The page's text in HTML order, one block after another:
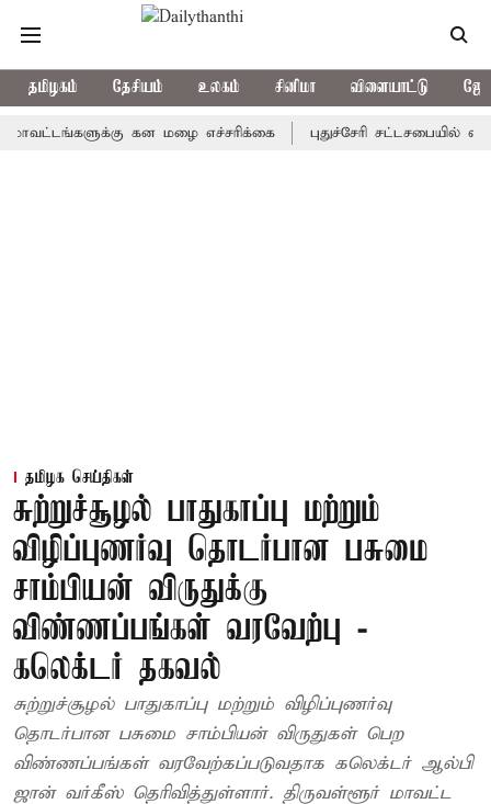
தமிழகம் தேசியம் உலகம் சினிமா விளையாட்டு
கன மழை எச்சரிக்கை புதுச்சேரி சட்டசபையில் வரும்
தமிழக செய்திகள்
சுற்றுச்சூழல் பாதுகாப்பு மற்றும்
விழிப்புணர்வு தொடர்பான பசுமை
சாம்பியன் விருதுக்கு
விண்ணப்பங்கள் வரவேற்பு -
கலெக்டர் தகவல்
சுற்றுச்சூழல் பாதுகாப்பு மற்றும் விழிப்புணர்வு
தொடர்பான பசுமை சாம்பியன் விருதுகள் பெற
விண்ணப்பங்கள் வரவேற்கப்படுவதாக கலெக்டர் ஆல்பி
ஜான் வர்கீஸ் தெரிவித்துள்ளார். திருவள்ளூர் மாவட்ட